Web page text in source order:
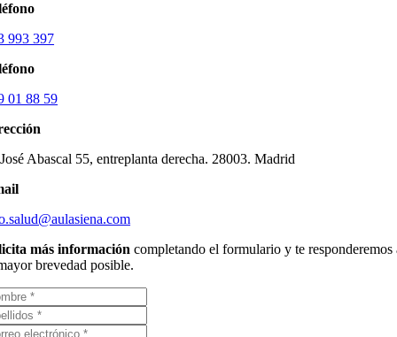
993 397
01 88 59
Abascal 55, entreplanta derecha. 28003. Madrid
más información completando el formulario y te responderemos
brevedad posible.